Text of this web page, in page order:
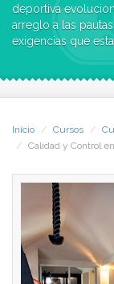
deportiva
arreglo a las
exigencias que
mercado y los
un valor añadido y
Inicio Cursos
Calidad y Control